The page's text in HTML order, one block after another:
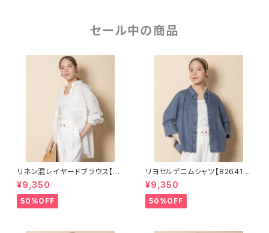
セール中の商品
リネン混レイヤードブラウス【82
64109】
¥9,350
50%OFF
リヨセルデニムシャツ【826410
5】
¥9,350
50%OFF